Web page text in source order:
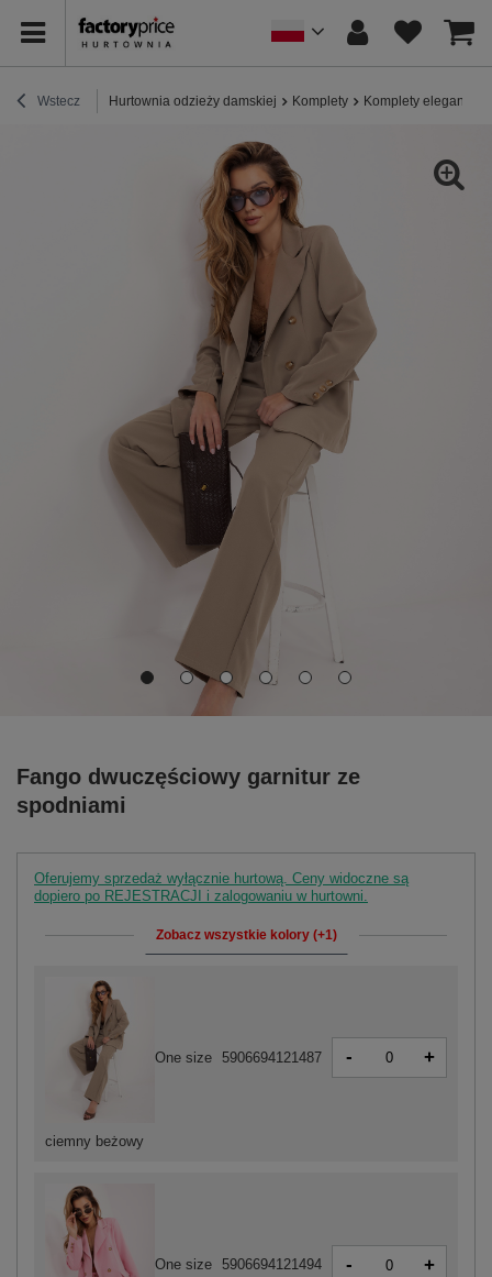
Wstecz Hurtownia odzieży damskiej Komplety Komplety eleganckie
Fango dwuczęściowy garnitur ze
spodniami
Oferujemy sprzedaż wyłącznie hurtową. Ceny widoczne są
dopiero po REJESTRACJI i zalogowaniu w hurtowni.
Zobacz wszystkie kolory (+1)
One size 5906694121494 - +
ciemny beżowy
One size 5906694121487 - +